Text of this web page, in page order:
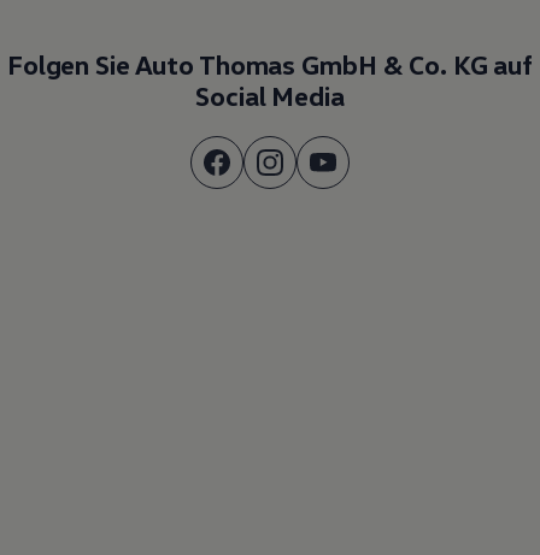
Folgen Sie Auto Thomas GmbH & Co. KG auf
Social Media